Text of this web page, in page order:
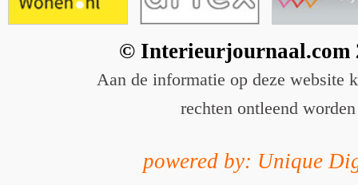
© Interieurjournaal.com
Aan de informatie op deze website
rechten ontleend worden
powered by: Unique